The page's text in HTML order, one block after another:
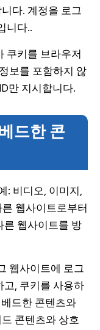
다. 계정을 로그
니다..
쿠키를 브라우저
보를 포함하지 않
만 지시합니다.
드한 콘
: 비디오, 이미지,
웹사이트로부터
른 웹사이트를 방
웹사이트에 로그
고, 쿠키를 사용하
드한 콘텐츠와
콘텐츠와 상호